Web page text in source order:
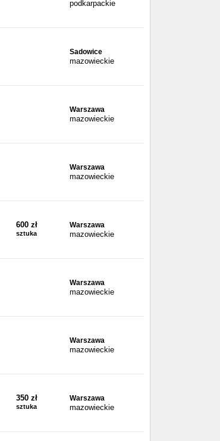
podkarpackie
Sadowice
mazowieckie
Warszawa
mazowieckie
Warszawa
mazowieckie
600 zł
sztuka
Warszawa
mazowieckie
Warszawa
mazowieckie
Warszawa
mazowieckie
350 zł
sztuka
Warszawa
mazowieckie